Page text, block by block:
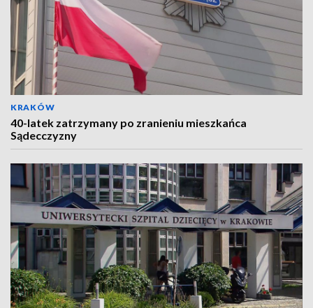
KRAKÓW
40-latek zatrzymany po zranieniu mieszkańca
Sądecczyzny